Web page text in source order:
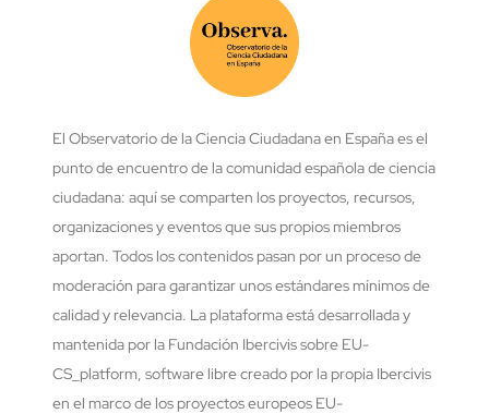
El Observatorio de la Ciencia Ciudadana en España es el
punto de encuentro de la comunidad española de ciencia
ciudadana: aquí se comparten los proyectos, recursos,
organizaciones y eventos que sus propios miembros
aportan. Todos los contenidos pasan por un proceso de
moderación para garantizar unos estándares mínimos de
calidad y relevancia. La plataforma está desarrollada y
mantenida por la Fundación Ibercivis sobre EU-
CS_platform, software libre creado por la propia Ibercivis
en el marco de los proyectos europeos EU-